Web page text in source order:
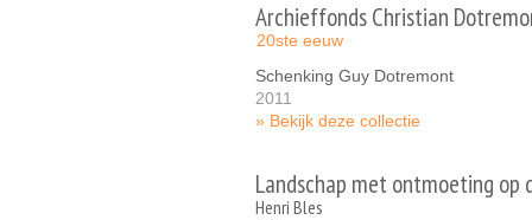
Archieffonds Christian
20ste eeuw
Schenking Guy Dotremont
2011
Bekijk deze collectie
Landschap met ontmoeting op
Henri Bles